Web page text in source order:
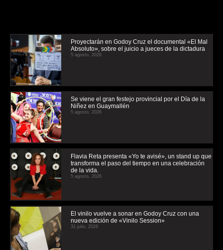
Proyectarán en Godoy Cruz el documental «El Mal
Absoluto», sobre el juicio a jueces de la dictadura
5 agosto, 2026
Se viene el gran festejo provincial por el Día de la
Niñez en Guaymallén
5 agosto, 2026
Flavia Reta presenta «Yo te avisé», un stand up que
transforma el paso del tiempo en una celebración
de la vida.
5 agosto, 2026
El vinilo vuelve a sonar en Godoy Cruz con una
nueva edición de «Vinilo Session»
31 julio, 2026